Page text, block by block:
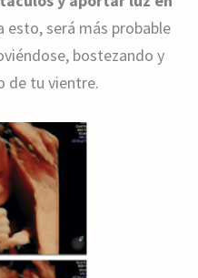
esto, será más probable
bostezando y
de tu vientre.